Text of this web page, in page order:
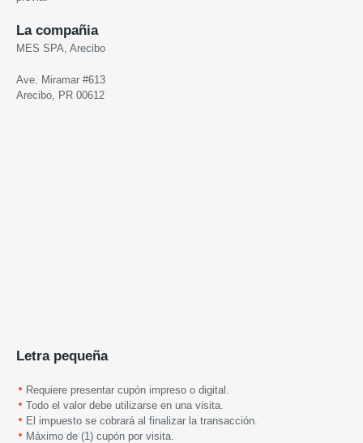
La compañia
MES SPA, Arecibo
Ave. Miramar #613
Arecibo, PR 00612
Letra pequeña
Requiere presentar cupón impreso o digital.
Todo el valor debe utilizarse en una visita.
El impuesto se cobrará al finalizar la transacción.
Máximo de (1) cupón por visita.